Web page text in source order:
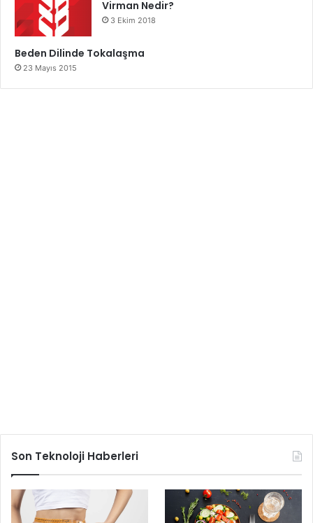
Virman Nedir?
3 Ekim 2018
Beden Dilinde Tokalaşma
23 Mayıs 2015
Son Teknoloji Haberleri